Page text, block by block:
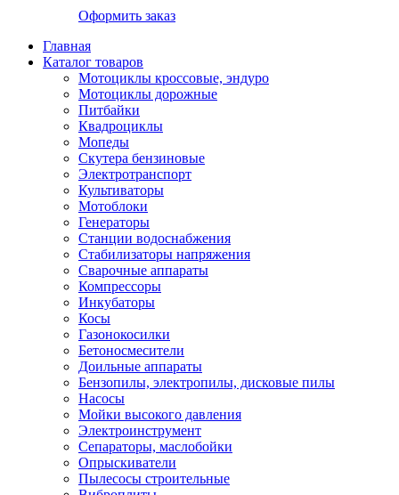
Оформить заказ
Главная
Каталог товаров
Мотоциклы кроссовые, эндуро
Мотоциклы дорожные
Питбайки
Квадроциклы
Мопеды
Скутера бензиновые
Электротранспорт
Культиваторы
Мотоблоки
Генераторы
Станции водоснабжения
Стабилизаторы напряжения
Сварочные аппараты
Компрессоры
Инкубаторы
Косы
Газонокосилки
Бетоносмесители
Доильные аппараты
Бензопилы, электропилы, дисковые пилы
Насосы
Мойки высокого давления
Электроинструмент
Сепараторы, маслобойки
Опрыскиватели
Пылесосы строительные